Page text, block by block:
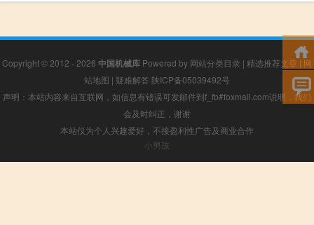
Copyright © 2012 - 2026 中国机械库 Powered by 网站分类目录 | 精选推荐文章| 网
站地图 | 疑难解答 陕ICP备05039492号
声明：本站内容来自互联网，如信息有错误可发邮件到f_fb#foxmail.com说明，我们
会及时纠正，谢谢
本站仅为个人兴趣爱好，不接盈利性广告及商业合作
小男孩